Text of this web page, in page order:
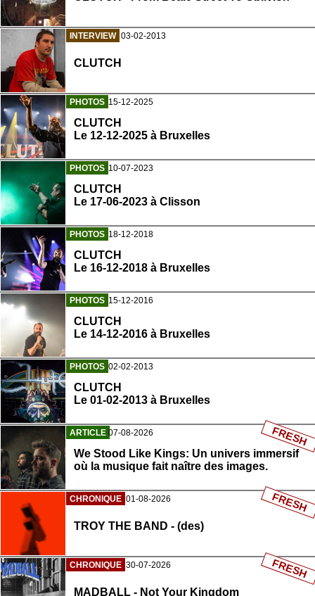
INTERVIEW 03-02-2013
CLUTCH
PHOTOS 15-12-2025
CLUTCH
Le 12-12-2025 à Bruxelles
PHOTOS 10-07-2023
CLUTCH
Le 17-06-2023 à Clisson
PHOTOS 18-12-2018
CLUTCH
Le 16-12-2018 à Bruxelles
PHOTOS 15-12-2016
CLUTCH
Le 14-12-2016 à Bruxelles
PHOTOS 02-02-2013
CLUTCH
Le 01-02-2013 à Bruxelles
ARTICLE 07-08-2026
We Stood Like Kings: Un univers immersif
où la musique fait naître des images.
FRESH
CHRONIQUE 01-08-2026
TROY THE BAND - (des)
FRESH
CHRONIQUE 30-07-2026
MADBALL - Not Your Kingdom
FRESH